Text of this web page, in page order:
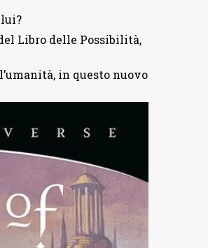
Libro delle Possibilità,
in questo nuovo